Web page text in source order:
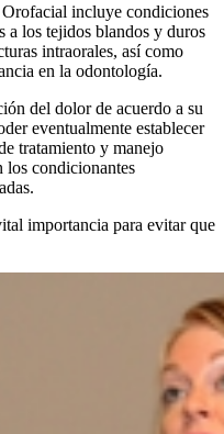
incluye condiciones
a los tejidos blandos y duros
intraorales, así como
en la odontología.
del dolor de acuerdo a su
eventualmente establecer
tratamiento y manejo
los condicionantes
importancia para evitar que